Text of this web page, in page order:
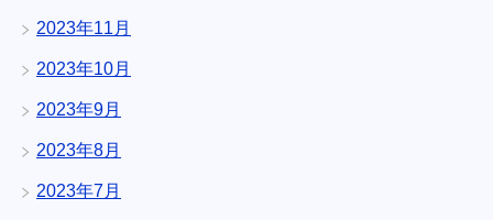
2023年11月
2023年10月
2023年9月
2023年8月
2023年7月